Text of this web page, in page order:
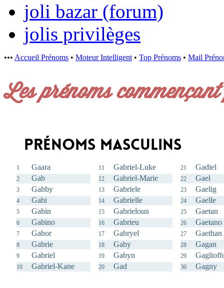
joli bazar (forum)
jolis privilèges
••• Accueil Prénoms • Moteur Intelligent • Top Prénoms • Mail
Les prénoms
Prénoms masculins
1 Gaara
2 Gab
3 Gabby
4 Gabi
5 Gabin
6 Gabino
7 Gabor
8 Gabrie
9 Gabriel
10 Gabriel-Kane
11 Gabriel-Luke
12 Gabriel-Marie
13 Gabriele
14 Gabrielle
15 Gabrieloun
16 Gabrieu
17 Gabryel
18 Gaby
19 Gabyn
20 Gad
21 Gadiel
22 Gael
23 Gaelig
24 Gaelle
25 Gaetan
26 Gaetano
27 Gaethan
28 Gagan
29
30 Gagny